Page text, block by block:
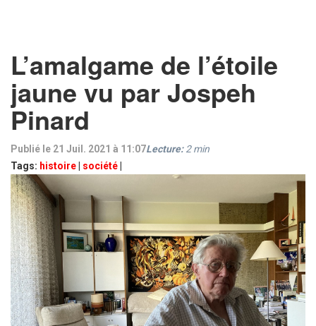
L’amalgame de l’étoile
jaune vu par Jospeh
Pinard
Publié le 21 Juil. 2021 à 11:07
Tags: histoire société
Lecture: 2min